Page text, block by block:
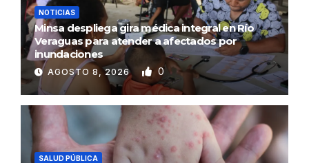
NOTICIAS
Minsa despliega gira médica integral en Río
Veraguas para atender a afectados por
inundaciones
AGOSTO 8, 2026 0
SALUD PÚBLICA